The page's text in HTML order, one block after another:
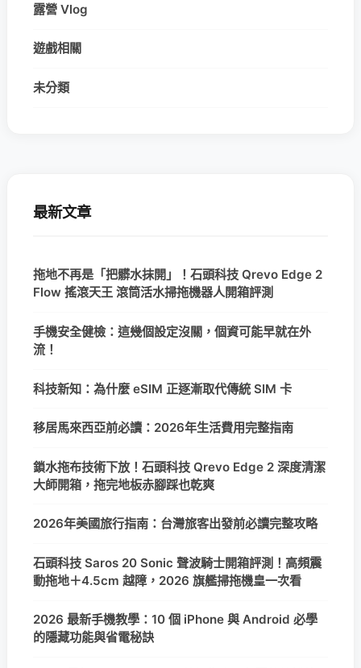
露營 Vlog
遊戲相關
未分類
最新文章
拖地不再是「把髒水抹開」！石頭科技 Qrevo Edge 2
Flow 搖滾天王 滾筒活水掃拖機器人開箱評測
手機安全健檢：這幾個設定沒關，個資可能早就在外
流！
科技新知：為什麼 eSIM 正逐漸取代傳統 SIM 卡
移居馬來西亞前必讀：2026年生活費用完整指南
鎖水拖布技術下放！石頭科技 Qrevo Edge 2 深度清潔
大師開箱，拖完地板赤腳踩也乾爽
2026年美國旅行指南：台灣旅客出發前必讀完整攻略
石頭科技 Saros 20 Sonic 聲波騎士開箱評測！高頻震
動拖地＋4.5cm 越障，2026 旗艦掃拖機皇一次看
2026 最新手機教學：10 個 iPhone 與 Android 必學
的隱藏功能與省電秘訣